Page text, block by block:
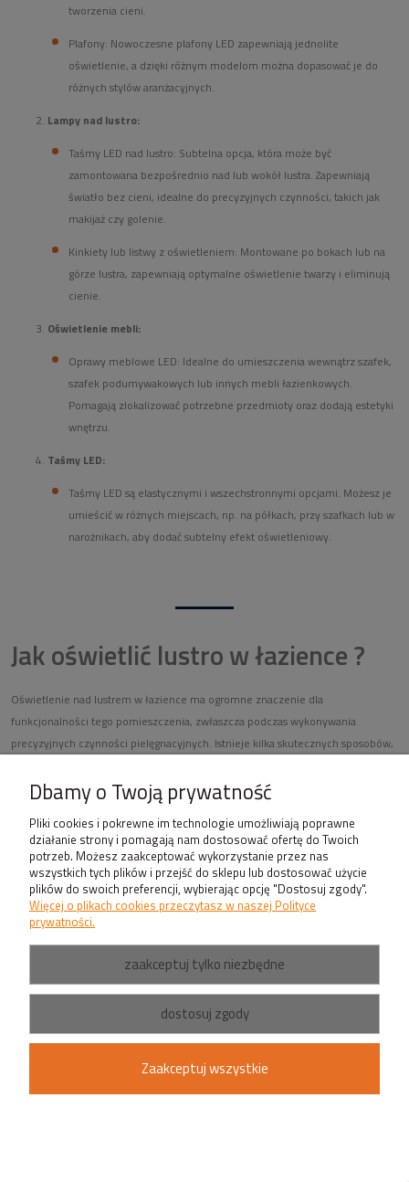
tworzenia cieni.
Plafony: Nowoczesne plafony LED zapewniają jednolite
oświetlenie, a dzięki różnym modelom można dopasować je do
różnych stylów aranżacyjnych.
Lampy nad lustro:
Taśmy LED nad lustro: Subtelna opcja, która może być
zamontowana bezpośrednio nad lub wokół lustra. Zapewniają
światło bez cieni, idealne do precyzyjnych czynności, takich jak
makijaż czy golenie.
Kinkiety lub listwy z oświetleniem: Montowane po bokach lub na
górze lustra, zapewniają optymalne oświetlenie twarzy i eliminują
cienie.
Oświetlenie mebli:
Oprawy meblowe LED: Idealne do umieszczenia wewnątrz szafek,
szafek podumywakowych lub innych mebli łazienkowych.
Pomagają zlokalizować potrzebne przedmioty oraz dodają estetyki
wnętrzu.
Taśmy LED:
Taśmy LED są elastycznymi i wszechstronnymi opcjami. Możesz je
umieścić w różnych miejscach, np. na półkach, przy szafkach lub w
narożnikach, aby dodać subtelny efekt oświetleniowy.
Jak oświetlić lustro w łazience ?
Oświetlenie nad lustrem w łazience ma ogromne znaczenie dla
funkcjonalności tego pomieszczenia, zwłaszcza podczas wykonywania
precyzyjnych czynności pielęgnacyjnych. Istnieje kilka skutecznych sposobów,
sugestii:
Kinkiety lub listwy z oświetleniem:
Montaż kinkietów lub listw z oświetleniem po bokach lustra zapewni
równomierne oświetlenie twarzy, eliminując cienie. Wybierz kinkiety o
kierunkowym świetle lub regulowanym kącie padania światła, aby
dostosować oświetlenie do swoich potrzeb.
Lampy sufitowe lub taśmy LED:
Lampy sufitowe umieszczone centralnie nad lustrem dostarczą
ogólnego oświetlenia w pomieszczeniu, a także oświetlą obszar przed
Dbamy o Twoją prywatność
Pliki cookies i pokrewne im technologie umożliwiają poprawne
działanie strony i pomagają nam dostosować ofertę do Twoich
potrzeb. Możesz zaakceptować wykorzystanie przez nas
wszystkich tych plików i przejść do sklepu lub dostosować użycie
plików do swoich preferencji, wybierając opcję "Dostosuj zgody".
Więcej o plikach cookies przeczytasz w naszej Polityce
prywatności.
zaakceptuj tylko niezbędne
dostosuj zgody
Zaakceptuj wszystkie